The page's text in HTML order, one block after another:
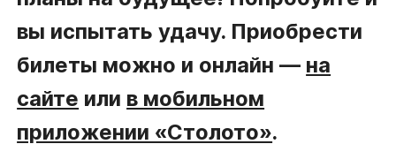
вы испытать удачу. Приобрести
билеты можно и онлайн — на
сайте или в мобильном
приложении «Столото».